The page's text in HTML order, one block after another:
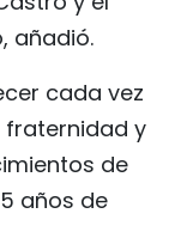
añadió.
cada vez
fraternidad y
de
años de